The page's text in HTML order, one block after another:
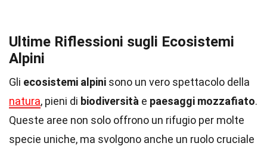
Ultime Riflessioni sugli Ecosistemi
Alpini
Gli ecosistemi alpini sono un vero spettacolo della
natura, pieni di biodiversità e paesaggi mozzafiato.
Queste aree non solo offrono un rifugio per molte
specie uniche, ma svolgono anche un ruolo cruciale